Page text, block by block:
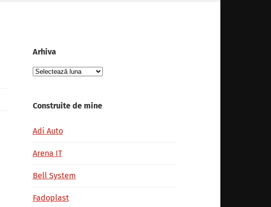
Arhiva
Arhiva
Construite de mine
Adi Auto
Arena IT
Bell System
Fadoplast